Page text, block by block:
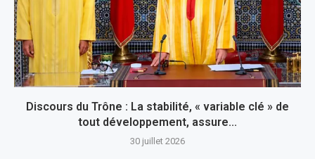
Discours du Trône : La stabilité, « variable clé » de
tout développement, assure...
30 juillet 2026